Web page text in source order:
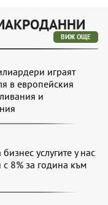
ВИЖ ОЩЕ
играят
в европейския
и
бизнес услугите у нас
8% за година към